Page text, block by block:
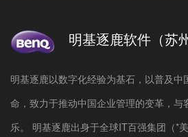
明基逐鹿软件（苏
明基逐鹿以数字化经验为基石，以普及中
命，致力于推动中国企业管理的变革，与
乐。 明基逐鹿出身于全球IT百强集团（*